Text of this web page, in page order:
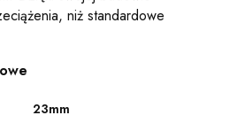
niż standardowe
23mm